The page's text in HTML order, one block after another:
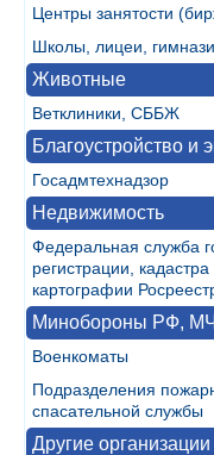
Центры занятости
Школы, лицеи,
Животные
Ветклиники, СББЖ
Благоустройство и
Госадмтехнадзор
Недвижимость
Федеральная служба
регистрации, кадастра
картографии
Минобороны РФ,
Военкоматы
Подразделения
спасательной службы
Другие организации